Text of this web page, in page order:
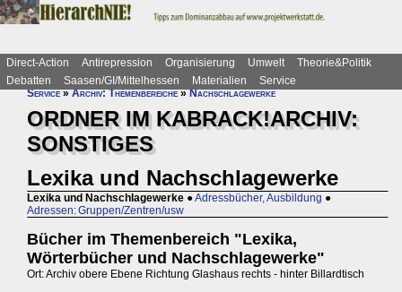
Direct-Action Antirepression Organisierung Umwelt
Theorie&Politik
Debatten
Saasen/GI/Mittelhessen Materialien
Service
Service»Archiv: Themenbereiche»Nachschlagewerke
ORDNER IM KABRACK!ARCHIV:
SONSTIGES
Lexika und Nachschlagewerke
Lexika und Nachschlagewerke ●Adressbücher, Ausbildung ●
Adressen: Gruppen/Zentren/usw
Bücher im Themenbereich "Lexika,
Wörterbücher und Nachschlagewerke"
Ort: Archiv obere Ebene Richtung Glashaus rechts - hinter Billardtisch